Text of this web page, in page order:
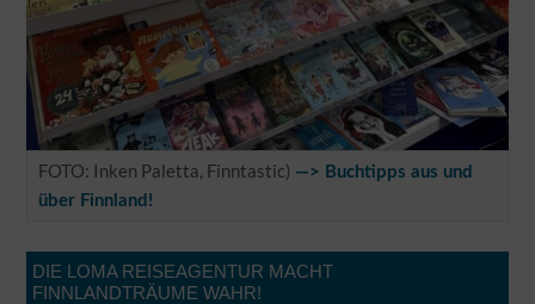
FOTO: Inken Paletta, Finntastic) —> Buchtipps aus und
über Finnland!
DIE LOMA REISEAGENTUR MACHT
FINNLANDTRÄUME WAHR!